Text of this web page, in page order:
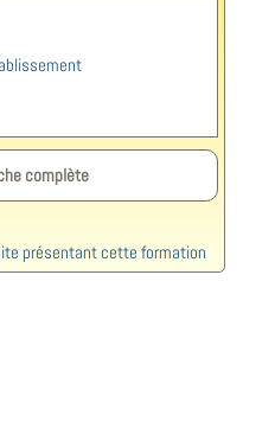
complète
présentant cette formation